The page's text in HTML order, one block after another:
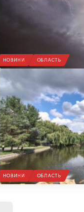
НОВИНИ ОБЛАСТЬ
НОВИНИ ОБЛАСТЬ